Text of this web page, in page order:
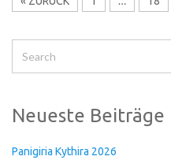
Neueste Beiträge
Panigiria Kythira 2026